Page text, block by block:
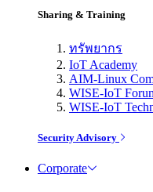
Sharing & Training
ทรัพยากร
IoT Academy
AIM-Linux
WISE-IoT
WISE-IoT
Security Advisory
Corporate